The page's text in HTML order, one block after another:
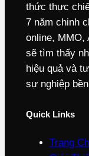
thức thực
7 năm chinh
online, MMO,
sẽ tìm thấy
hiệu quả và
sự nghiệp
Quick Links
Trang